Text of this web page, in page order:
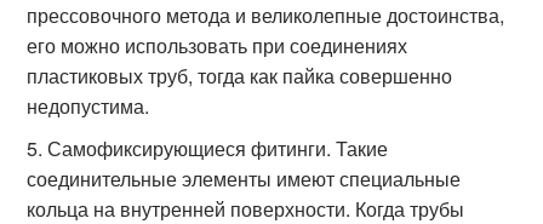
прессовочного метода и великолепные достоинства,
его можно использовать при соединениях
пластиковых труб, тогда как пайка совершенно
недопустима.
Самофиксирующиеся фитинги. Такие
соединительные элементы имеют специальные
кольца на внутренней поверхности. Когда трубы